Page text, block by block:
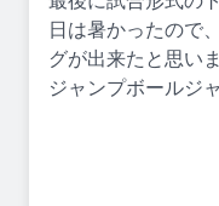
日は暑かったので
グが出来たと思い
ジャンプボールジ